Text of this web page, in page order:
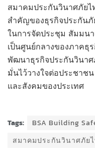
สมาคมประกันวินาศภัยไ
สำคัญของธุรกิจประกัน
ในการจัดประชุม สัมมน
เป็นศูนย์กลางของภาคธุ
พัฒนาธุรกิจประกันวินาศ
มั่นไว้วางใจต่อประชาช
และสังคมของประเทศ
Tags:
BSA Building
สมาคมประกันวินาศภัย